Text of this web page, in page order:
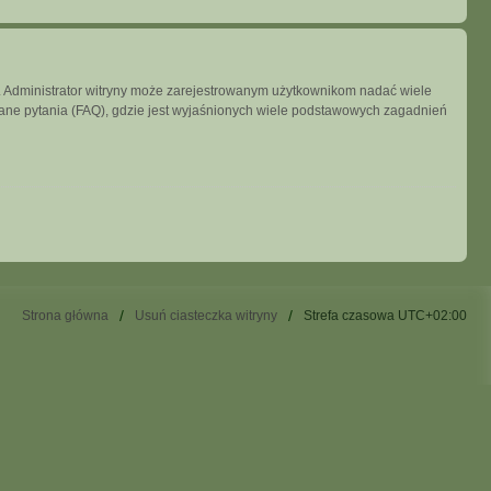
witryny może zarejestrowanym użytkownikom nadać wiele
pytania (FAQ), gdzie jest wyjaśnionych wiele podstawowych zagadnień
Strona główna Usuń ciasteczka witryny Strefa czasowa UTC+02:00